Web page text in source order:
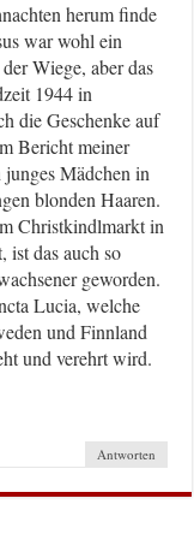
herum finde
war wohl ein
Wiege, aber das
1944 in
die Geschenke auf
Bericht meiner
Mädchen in
blonden Haaren.
Christkindlmarkt in
ist das auch so
geworden.
Lucia, welche
und Finnland
und verehrt wird.
Antworten